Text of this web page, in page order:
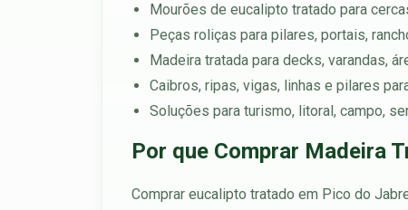
Mourões de eucalipto tratado para
Peças roliças para pilares, portais,
Madeira tratada para decks, varandas,
Caibros, ripas, vigas, linhas e pilares
Soluções para turismo, litoral, campo,
Por que Comprar Madeira
Comprar eucalipto tratado em Pico do